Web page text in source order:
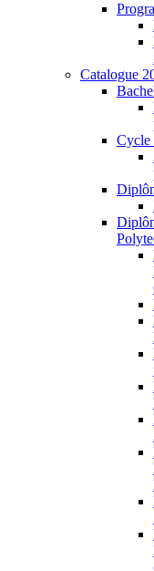
Catalogue
Cycle